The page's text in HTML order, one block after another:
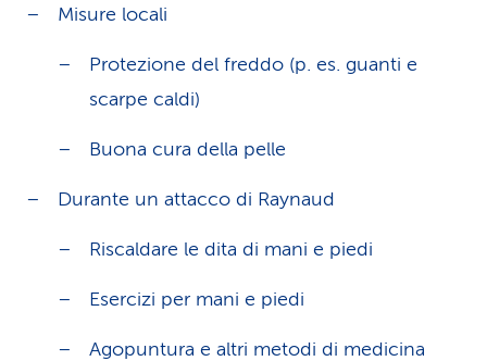
Misure locali
Protezione del freddo (p. es. guanti e
scarpe caldi)
Buona cura della pelle
Durante un attacco di Raynaud
Riscaldare le dita di mani e piedi
Esercizi per mani e piedi
Agopuntura e altri metodi di medicina